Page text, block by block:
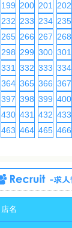
199 200 201 202
232 233 234 235
265 266 267 268
298 299 300 301
331
332 333 334
364 365 366 367
397 398 399 400
430 431 432 433
463 464 465 466
店名